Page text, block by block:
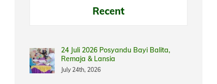
Recent
24 Juli 2026 Posyandu Bayi Balita,
Remaja & Lansia
July 24th, 2026